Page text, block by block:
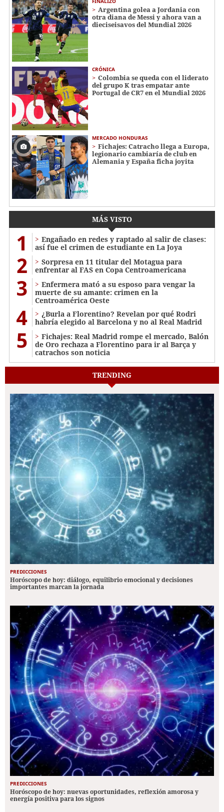
Argentina golea a Jordania con
otra diana de Messi y ahora van a
dieciseisavos del Mundial 2026
CRÓNICA
Colombia se queda con el liderato
del grupo K tras empatar ante
Portugal de CR7 en el Mundial 2026
MERCADO HONDURAS
Fichajes: Catracho llega a Europa,
legionario cambiaría de club en
Alemania y España ficha joyita
MÁS VISTO
1
Engañado en redes y raptado al salir de clases:
así fue el crimen de estudiante en La Joya
2
Sorpresa en 11 titular del Motagua para
enfrentar al FAS en Copa Centroamericana
3
Enfermera mató a su esposo para vengar la
muerte de su amante: crimen en la
Centroamérica Oeste
4
¿Burla a Florentino? Revelan por qué Rodri
habría elegido al Barcelona y no al Real Madrid
5
Fichajes: Real Madrid rompe el mercado, Balón
de Oro rechaza a Florentino para ir al Barça y
catrachos son noticia
TRENDING
PREDICCIONES
Horóscopo de hoy: diálogo, equilibrio emocional y decisiones
importantes marcan la jornada
PREDICCIONES
Horóscopo de hoy: nuevas oportunidades, reflexión amorosa y
energía positiva para los signos